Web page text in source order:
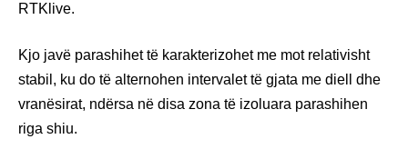
RTKlive.
Kjo javë parashihet të karakterizohet me mot relativisht
stabil, ku do të alternohen intervalet të gjata me diell dhe
vranësirat, ndërsa në disa zona të izoluara parashihen
riga shiu.